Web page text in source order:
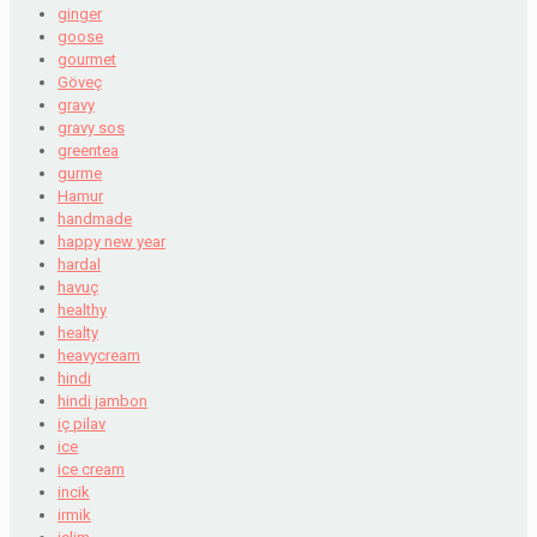
ginger
goose
gourmet
Göveç
gravy
gravy sos
greentea
gurme
Hamur
handmade
happy new year
hardal
havuç
healthy
healty
heavycream
hindi
hindi jambon
iç pilav
ice
ice cream
incik
irmik